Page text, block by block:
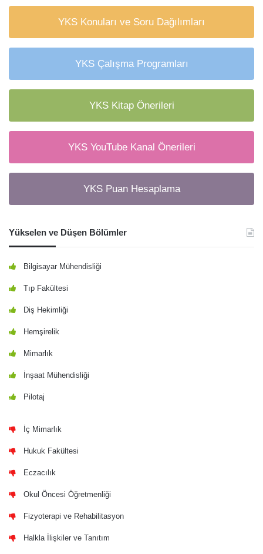
YKS Konuları ve Soru Dağılımları
YKS Çalışma Programları
YKS Kitap Önerileri
YKS YouTube Kanal Önerileri
YKS Puan Hesaplama
Yükselen ve Düşen Bölümler
Bilgisayar Mühendisliği
Tıp Fakültesi
Diş Hekimliği
Hemşirelik
Mimarlık
İnşaat Mühendisliği
Pilotaj
İç Mimarlık
Hukuk Fakültesi
Eczacılık
Okul Öncesi Öğretmenliği
Fizyoterapi ve Rehabilitasyon
Halkla İlişkiler ve Tanıtım